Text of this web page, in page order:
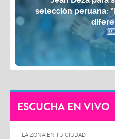
selección peruana:
ESCUCHA EN VIVO
LA ZONA EN TU CIUDAD